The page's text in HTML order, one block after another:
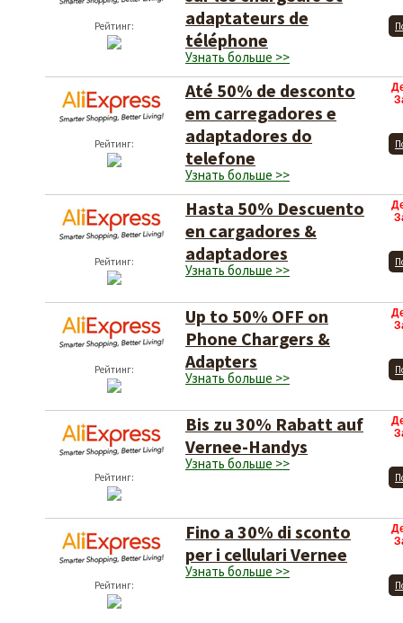
Рейтинг:
adaptateurs de
téléphone
Узнать больше >>
Рейтинг:
Até 50% de desconto
em carregadores e
adaptadores do
telefone
Узнать больше >>
Рейтинг:
Hasta 50% Descuento
en cargadores &
adaptadores
Узнать больше >>
Рейтинг:
Up to 50% OFF on
Phone Chargers &
Adapters
Узнать больше >>
Рейтинг:
Bis zu 30% Rabatt auf
Vernee-Handys
Узнать больше >>
Рейтинг:
Fino a 30% di sconto
per i cellulari Vernee
Узнать больше >>